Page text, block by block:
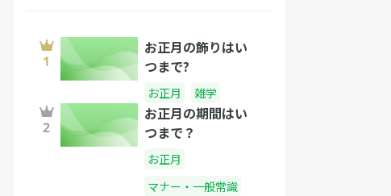
お正月の飾りはい
つまで?
お正月 雑学
お正月の期間はい
つまで？
お正月
マナー・一般常識